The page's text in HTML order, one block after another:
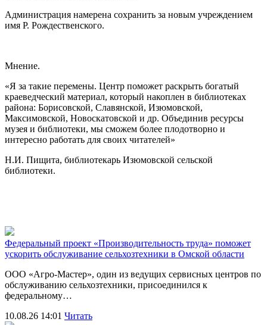
Администрация намерена сохранить за новым учреждением
имя Р. Рождественского.
Мнение.
«Я за такие перемены. Центр поможет раскрыть богатый
краеведческий материал, который накоплен в библиотеках
района: Борисовской, Славянской, Изюмовской,
Максимовской, Новоскатовской и др. Объединив ресурсы
музея и библиотеки, мы сможем более плодотворно и
интересно работать для своих читателей»
Н.И. Пищита, библиотекарь Изюмовской сельской
библиотеки.
Федеральный проект «Производительность труда» поможет
ускорить обслуживание сельхозтехники в Омской области
ООО «Агро‑Мастер», один из ведущих сервисных центров по
обслуживанию сельхозтехники, присоединился к
федеральному…
10.08.26 14:01 Читать